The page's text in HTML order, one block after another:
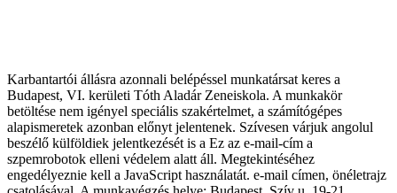
Karbantartói állásra azonnali belépéssel munkatársat keres a
Budapest, VI. kerületi Tóth Aladár Zeneiskola. A munkakör
betöltése nem igényel speciális szakértelmet, a számítógépes
alapismeretek azonban előnyt jelentenek. Szívesen várjuk angolul
beszélő külföldiek jelentkezését is a Ez az e-mail-cím a
szpemrobotok elleni védelem alatt áll. Megtekintéséhez
engedélyeznie kell a JavaScript használatát. e-mail címen, önéletrajz